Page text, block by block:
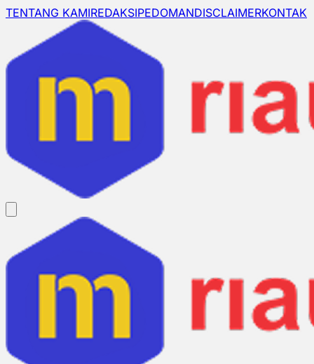
TENTANG KAMIREDAKSIPEDOMANDISCLAIMERKONTAK